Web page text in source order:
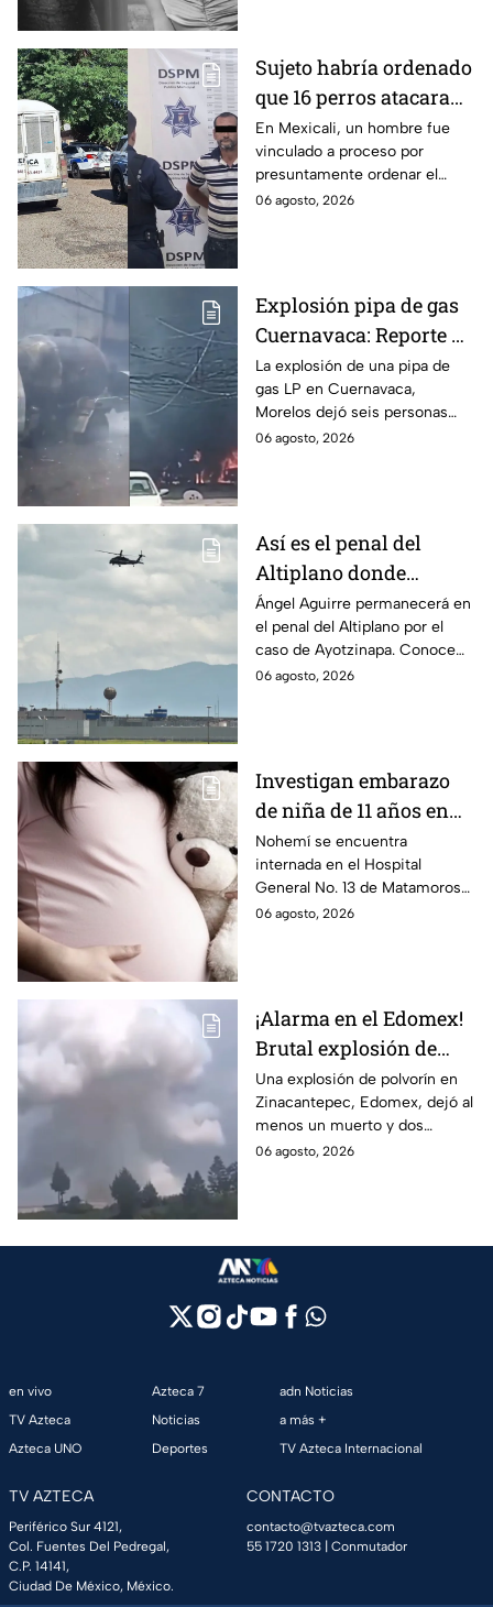
Sujeto habría ordenado
que 16 perros atacaran
a su hermana con
discapacidad en
Mexicali, BC
En Mexicali, un hombre fue
vinculado a proceso por
presuntamente ordenar el
ataque de 16 perros contra su
06 agosto, 2026
Explosión pipa de gas
Cuernavaca: Reporte de
víctimas tras estallido
en Morelos
La explosión de una pipa de
gas LP en Cuernavaca,
Morelos dejó seis personas
hospitalizadas. IMSS informó
06 agosto, 2026
Así es el penal del
Altiplano donde
permanecerá Ángel
Aguirre por caso
Ayotzinapa
Ángel Aguirre permanecerá en
el penal del Altiplano por el
caso de Ayotzinapa. Conoce
dónde está, cómo es esta
06 agosto, 2026
Investigan embarazo
de niña de 11 años en
Matamoros,
Tamaulipas; ¿qué pasó
con Nohemí?
Nohemí se encuentra
internada en el Hospital
General No. 13 de Matamoros
tras complicaciones por un
06 agosto, 2026
¡Alarma en el Edomex!
Brutal explosión de
polvorín en Santa
María del Monte,
Zinacantepec; reportan
al menos un muerto y
Una explosión de polvorín en
Zinacantepec, Edomex, dejó al
menos un muerto y dos
heridos; autoridades atiende la
06 agosto, 2026
en vivo
TV Azteca
Azteca UNO
Azteca 7
Noticias
Deportes
adn Noticias
a más +
TV Azteca Internacional
TV AZTECA
Periférico Sur 4121,
Col. Fuentes Del Pedregal,
C.P. 14141,
Ciudad De México, México.
CONTACTO
contacto@tvazteca.com
55 1720 1313 | Conmutador